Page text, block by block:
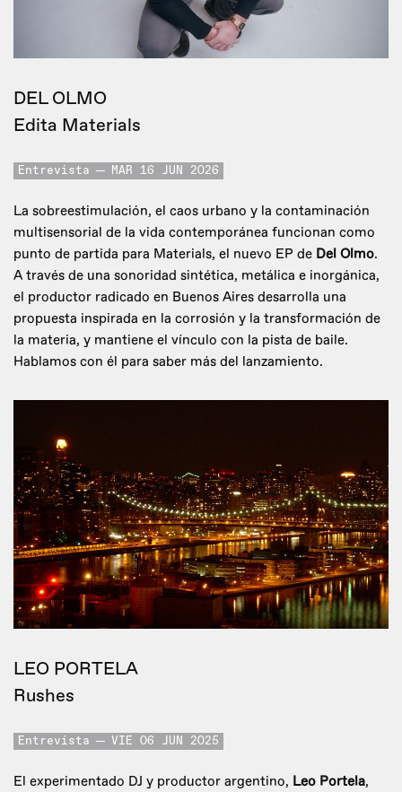
DEL OLMO
Edita Materials
Entrevista MAR 16 JUN 2026
La sobreestimulación, el caos urbano y la contaminación
multisensorial de la vida contemporánea funcionan como
punto de partida para Materials, el nuevo EP de Del Olmo.
A través de una sonoridad sintética, metálica e inorgánica,
el productor radicado en Buenos Aires desarrolla una
propuesta inspirada en la corrosión y la transformación de
la materia, y mantiene el vínculo con la pista de baile.
Hablamos con él para saber más del lanzamiento.
LEO PORTELA
Rushes
Entrevista VIE 06 JUN 2025
El experimentado DJ y productor argentino, Leo Portela,